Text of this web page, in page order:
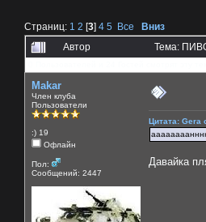
Страниц: 1 2 [3] 4 5 Все
Вниз
Автор
Тема:
Makar
Член клуба
Пользователи
:) 19
Офлайн
Пол:
Сообщений: 2447
Цитата: Gera
Давайка